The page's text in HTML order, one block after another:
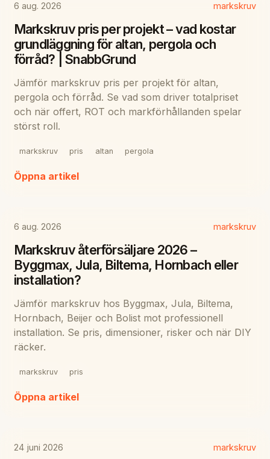
6 aug. 2026 markskruv
Markskruv pris per projekt – vad kostar
grundläggning för altan, pergola och
förråd? | SnabbGrund
Jämför markskruv pris per projekt för altan,
pergola och förråd. Se vad som driver totalpriset
och när offert, ROT och markförhållanden spelar
störst roll.
markskruv pris altan pergola
Öppna artikel
6 aug. 2026 markskruv
Markskruv återförsäljare 2026 –
Byggmax, Jula, Biltema, Hornbach eller
installation?
Jämför markskruv hos Byggmax, Jula, Biltema,
Hornbach, Beijer och Bolist mot professionell
installation. Se pris, dimensioner, risker och när DIY
räcker.
markskruv pris
Öppna artikel
24 juni 2026 markskruv